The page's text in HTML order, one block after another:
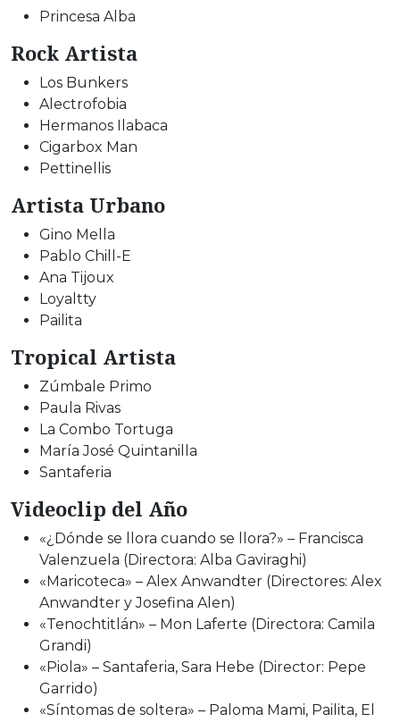
Princesa Alba
Rock Artista
Los Bunkers
Alectrofobia
Hermanos Ilabaca
Cigarbox Man
Pettinellis
Artista Urbano
Gino Mella
Pablo Chill-E
Ana Tijoux
Loyaltty
Pailita
Tropical Artista
Zúmbale Primo
Paula Rivas
La Combo Tortuga
María José Quintanilla
Santaferia
Videoclip del Año
«¿Dónde se llora cuando se llora?» – Francisca
Valenzuela (Directora: Alba Gaviraghi)
«Maricoteca» – Alex Anwandter (Directores: Alex
Anwandter y Josefina Alen)
«Tenochtitlán» – Mon Laferte (Directora: Camila
Grandi)
«Piola» – Santaferia, Sara Hebe (Director: Pepe
Garrido)
«Síntomas de soltera» – Paloma Mami, Pailita, El